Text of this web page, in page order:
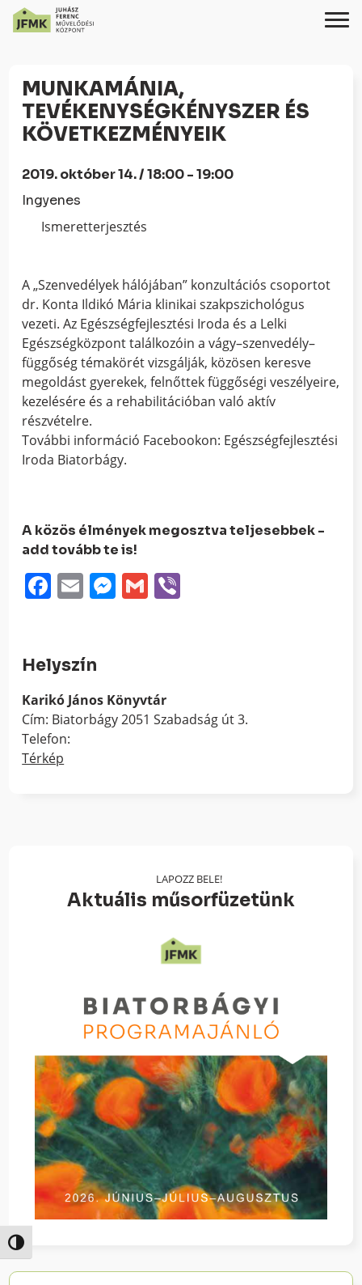
Content
navigációhoz
Nagy kontraszt váltása
MUNKAMÁNIA,
TEVÉKENYSÉGKÉNYSZER ÉS
KÖVETKEZMÉNYEIK
2019. október 14. / 18:00 - 19:00
Ingyenes
Ismeretterjesztés
A „Szenvedélyek hálójában” konzultációs csoportot
dr. Konta Ildikó Mária klinikai szakpszichológus
vezeti. Az Egészségfejlesztési Iroda és a Lelki
Egészségközpont találkozóin a vágy–szenvedély–
függőség témakörét vizsgálják, közösen keresve
megoldást gyerekek, felnőttek függőségi veszélyeire,
kezelésére és a rehabilitációban való aktív
részvételre.
További információ Facebookon: Egészségfejlesztési
Iroda Biatorbágy.
A közös élmények megosztva teljesebbek -
add tovább te is!
Facebook
EmailMessenger
Gmail
Helyszín
Karikó János Könyvtár
Cím: Biatorbágy 2051 Szabadság út 3.
Telefon:
Térkép
LAPOZZ BELE!
Aktuális műsorfüzetünk